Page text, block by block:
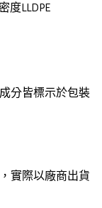
度LLDPE
分皆標示於包裝
實際以廠商出貨